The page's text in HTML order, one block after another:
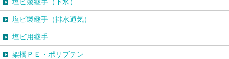
塩ビ製継手（排水通気）
塩ビ用継手
架橋ＰＥ・ポリブテン